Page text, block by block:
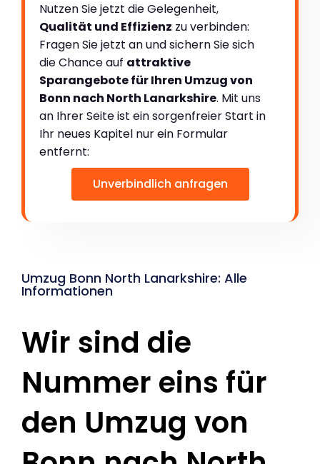
Nutzen Sie jetzt die Gelegenheit,
Qualität und Effizienz zu verbinden:
Fragen Sie jetzt an und sichern Sie sich
die Chance auf attraktive
Sparangebote für Ihren Umzug von
Bonn nach North Lanarkshire. Mit uns
an Ihrer Seite ist ein sorgenfreier Start in
Ihr neues Kapitel nur ein Formular
entfernt:
Unverbindlich anfragen
Umzug Bonn North Lanarkshire: Alle
Informationen
Wir sind die
Nummer eins für
den Umzug von